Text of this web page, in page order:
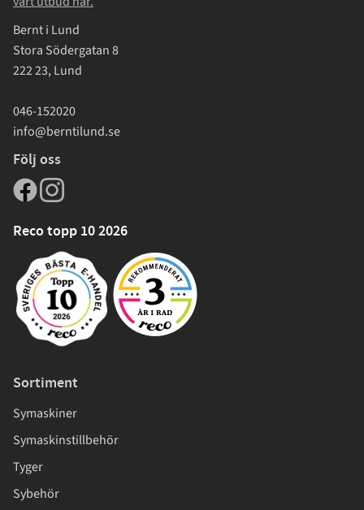
Bernt i Lund
Stora Södergatan 8
222 23, Lund
046-152020
info@berntilund.se
Följ oss
Reco topp 10 2026
Sortiment
Symaskiner
Symaskinstillbehör
Tyger
Sybehör